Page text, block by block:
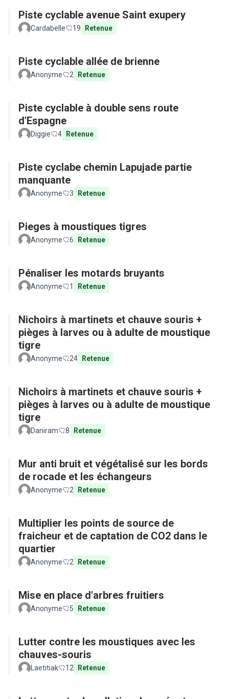
Piste cyclable avenue Saint exupery
Cardabelle 19 Retenue
Piste cyclable allée de brienne
Anonyme 2 Retenue
Piste cyclable à double sens route
d'Espagne
Diggie 4 Retenue
Piste cyclabe chemin Lapujade partie
manquante
Anonyme 3 Retenue
Pieges à moustiques tigres
Anonyme 6 Retenue
Pénaliser les motards bruyants
Anonyme 1 Retenue
Nichoirs à martinets et chauve souris +
pièges à larves ou à adulte de moustique
tigre
Anonyme 24 Retenue
Nichoirs à martinets et chauve souris +
pièges à larves ou à adulte de moustique
tigre
Daniram 8 Retenue
Mur anti bruit et végétalisé sur les bords
de rocade et les échangeurs
Anonyme 2 Retenue
Multiplier les points de source de
fraicheur et de captation de CO2 dans le
quartier
Anonyme 2 Retenue
Mise en place d'arbres fruitiers
Anonyme 5 Retenue
Lutter contre les moustiques avec les
chauves-souris
Laetitiak 12 Retenue